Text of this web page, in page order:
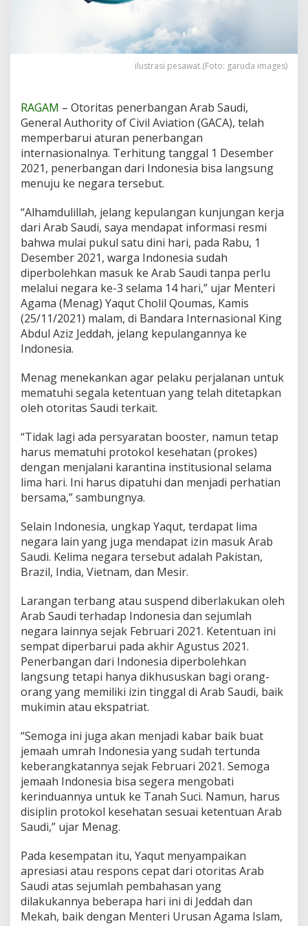
a
a
n
o
n
s
i
a
L
g
s
u
n
g
k
e
A
r
a
b
u
d
i
ilustrasi pesawat.(Foto: garuda images)
RAGAM – Otoritas penerbangan Arab Saudi,
General Authority of Civil Aviation (GACA), telah
memperbarui aturan penerbangan
internasionalnya. Terhitung tanggal 1 Desember
2021, penerbangan dari Indonesia bisa langsung
menuju ke negara tersebut.
“Alhamdulillah, jelang kepulangan kunjungan kerja
dari Arab Saudi, saya mendapat informasi resmi
bahwa mulai pukul satu dini hari, pada Rabu, 1
Desember 2021, warga Indonesia sudah
diperbolehkan masuk ke Arab Saudi tanpa perlu
melalui negara ke-3 selama 14 hari,” ujar Menteri
Agama (Menag) Yaqut Cholil Qoumas, Kamis
(25/11/2021) malam, di Bandara Internasional King
Abdul Aziz Jeddah, jelang kepulangannya ke
Indonesia.
Menag menekankan agar pelaku perjalanan untuk
mematuhi segala ketentuan yang telah ditetapkan
oleh otoritas Saudi terkait.
“Tidak lagi ada persyaratan booster, namun tetap
harus mematuhi protokol kesehatan (prokes)
dengan menjalani karantina institusional selama
lima hari. Ini harus dipatuhi dan menjadi perhatian
bersama,” sambungnya.
Selain Indonesia, ungkap Yaqut, terdapat lima
negara lain yang juga mendapat izin masuk Arab
Saudi. Kelima negara tersebut adalah Pakistan,
Brazil, India, Vietnam, dan Mesir.
Larangan terbang atau suspend diberlakukan oleh
Arab Saudi terhadap Indonesia dan sejumlah
negara lainnya sejak Februari 2021. Ketentuan ini
sempat diperbarui pada akhir Agustus 2021.
Penerbangan dari Indonesia diperbolehkan
langsung tetapi hanya dikhususkan bagi orang-
orang yang memiliki izin tinggal di Arab Saudi, baik
mukimin atau ekspatriat.
“Semoga ini juga akan menjadi kabar baik buat
jemaah umrah Indonesia yang sudah tertunda
keberangkatannya sejak Februari 2021. Semoga
jemaah Indonesia bisa segera mengobati
kerinduannya untuk ke Tanah Suci. Namun, harus
disiplin protokol kesehatan sesuai ketentuan Arab
Saudi,” ujar Menag.
Pada kesempatan itu, Yaqut menyampaikan
apresiasi atau respons cepat dari otoritas Arab
Saudi atas sejumlah pembahasan yang
dilakukannya beberapa hari ini di Jeddah dan
Mekah, baik dengan Menteri Urusan Agama Islam,